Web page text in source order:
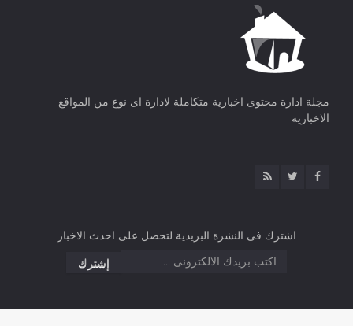
مجلة ادارة محتوى اخبارية متكاملة لادارة اى نوع من المواقع
الاخبارية
اشترك فى النشرة البريدية لتحصل على احدث الاخبار